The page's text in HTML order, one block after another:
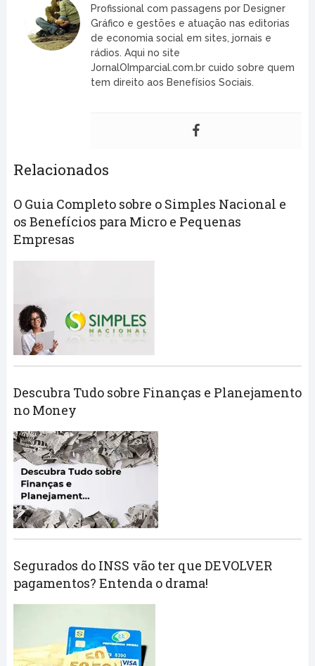
Profissional com passagens por Designer
Gráfico e gestões e atuação nas editorias
de economia social em sites, jornais e
rádios. Aqui no site
JornalOImparcial.com.br cuido sobre quem
tem direito aos Benefísios Sociais.
Relacionados
O Guia Completo sobre o Simples Nacional e
os Benefícios para Micro e Pequenas
Empresas
Descubra Tudo sobre Finanças e Planejamento
no Money
Segurados do INSS vão ter que DEVOLVER
pagamentos? Entenda o drama!